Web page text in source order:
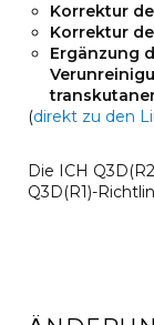
Korrektur
Korrektur
Ergänzung
(direkt zu den
Die ICH
Q3D(R1)-